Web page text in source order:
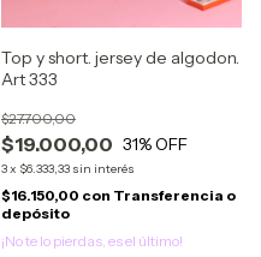
Top y short. jersey de algodon.
Art 333
$19.000,00
$27.700,00
31% OFF
3x $6.333,33 sin interés
$16.150,00 con Transferencia o
depósito
¡No te lo pierdas, es el último!